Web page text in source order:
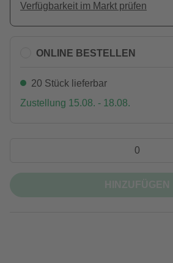
Verfügbarkeit im Markt prüfen
ONLINE BESTELLEN
20 Stück lieferbar
Zustellung 15.08. - 18.08.